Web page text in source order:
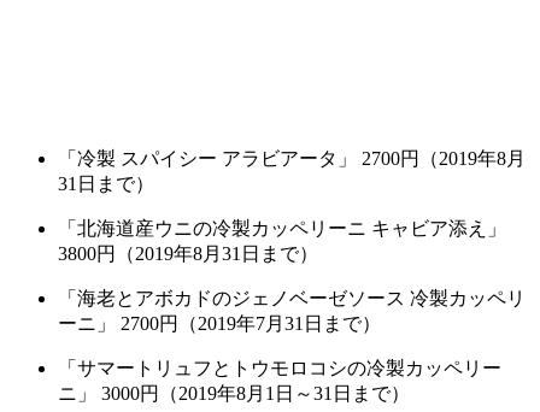
「冷製 スパイシー アラビアータ」 2700円（2019年8月
31日まで）
「北海道産ウニの冷製カッペリーニ キャビア添え」
3800円（2019年8月31日まで）
「海老とアボカドのジェノベーゼソース 冷製カッペリ
ーニ」 2700円（2019年7月31日まで）
「サマートリュフとトウモロコシの冷製カッペリー
ニ」 3000円（2019年8月1日～31日まで）